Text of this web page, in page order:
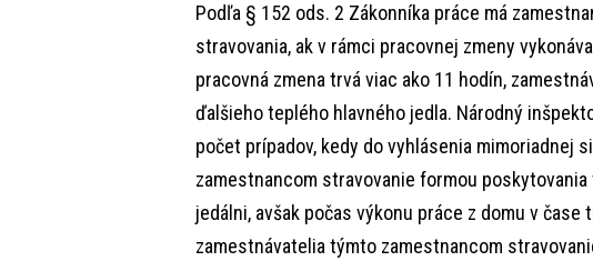
Podľa § 152 ods. 2 Zákonníka práce má
stravovania, ak v rámci pracovnej zmeny
pracovná zmena trvá viac ako 11 hodín,
ďalšieho teplého hlavného jedla. Národný
počet prípadov, kedy do vyhlásenia mimoriadnej
zamestnancom stravovanie formou
jedálni, avšak počas výkonu práce z domu v
zamestnávatelia týmto zamestnancom